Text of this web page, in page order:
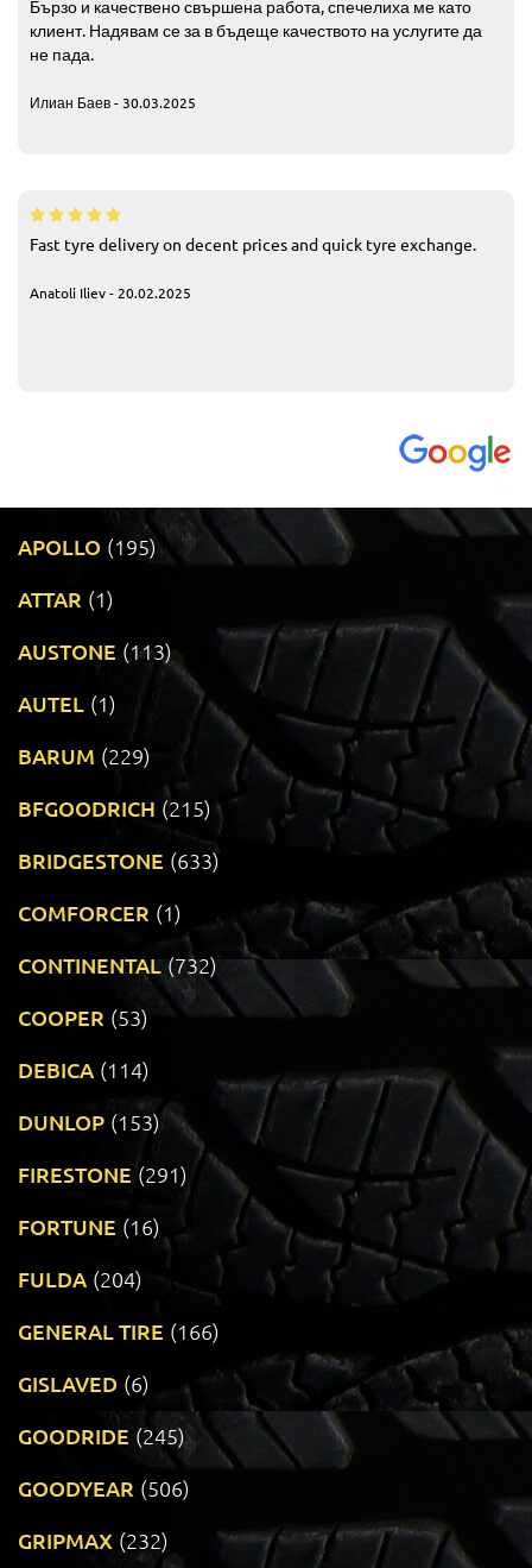
Бързо и качествено свършена работа, спечелиха ме като
клиент. Надявам се за в бъдеще качеството на услугите да
не пада.
Илиан Баев - 30.03.2025
Fast tyre delivery on decent prices and quick tyre exchange.
Anatoli Iliev - 20.02.2025
APOLLO (195)
ATTAR (1)
AUSTONE (113)
AUTEL (1)
BARUM (229)
BFGOODRICH (215)
BRIDGESTONE (633)
COMFORCER (1)
CONTINENTAL (732)
COOPER (53)
DEBICA (114)
DUNLOP (153)
FIRESTONE (291)
FORTUNE (16)
FULDA (204)
GENERAL TIRE (166)
GISLAVED (6)
GOODRIDE (245)
GOODYEAR (506)
GRIPMAX (232)